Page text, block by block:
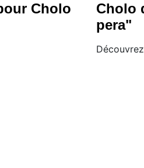
Cholo
Cholo
pera"